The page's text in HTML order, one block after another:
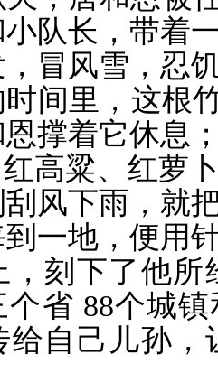
队长，带着
冒风雪，忍
间里，这根
撑着它休息
高粱、红萝
风下雨，就
一地，便用
，刻下了他
个省 88个城
给自己儿孙